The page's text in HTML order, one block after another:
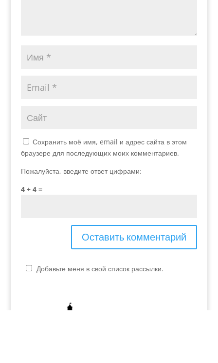
Сохранить моё имя, email и адрес сайта в этом
браузере для последующих моих комментариев.
Пожалуйста, введите ответ цифрами:
4 + 4 =
Добавьте меня в свой список рассылки.